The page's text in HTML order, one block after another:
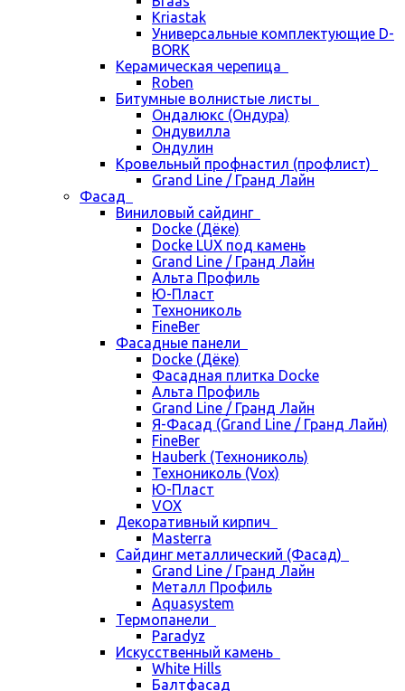
Kriastak
Универсальные комплектующие D-
BORK
Керамическая черепица
Roben
Битумные волнистые листы
Ондалюкс (Ондура)
Ондувилла
Ондулин
Кровельный профнастил (профлист)
Grand Line / Гранд Лайн
Фасад
Виниловый сайдинг
Docke (Дёке)
Docke LUX под камень
Grand Line / Гранд Лайн
Альта Профиль
Ю-Пласт
Технониколь
FineBer
Фасадные панели
Docke (Дёке)
Фасадная плитка Docke
Альта Профиль
Grand Line / Гранд Лайн
Я-Фасад (Grand Line / Гранд Лайн)
FineBer
Hauberk (Технониколь)
Технониколь (Vox)
Ю-Пласт
VOX
Декоративный кирпич
Masterra
Сайдинг металлический (Фасад)
Grand Line / Гранд Лайн
Металл Профиль
Aquasystem
Термопанели
Paradyz
Искусственный камень
White Hills
Балтфасад